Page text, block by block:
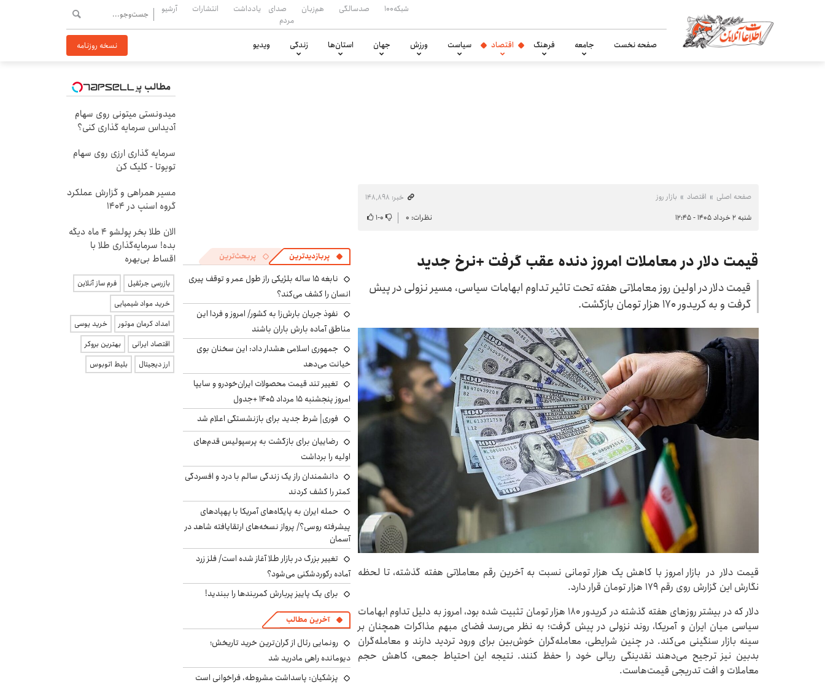
شبکه۱۰۰ صدسالگی هم‌زبان
صدای
مردم
یادداشت انتشارات آرشیو
صفحه نخست جامعه فرهنگ اقتصاد سیاست ورزش جهان استان‌ها زندگی ویدیو نسخه روزنامه
صفحه اصلی اقتصاد بازار روز
خبر: ۱۴۸٬۸۹۸
شنبه ۲ خرداد ۱۴۰۵ - ۱۲:۴۵
نظرات: ۰ ۰-۱
قیمت دلار در معاملات امروز دنده عقب گرفت +نرخ جدید
قیمت دلار در اولین روز معاملاتی هفته تحت تاثیر تداوم ابهامات سیاسی، مسیر نزولی در پیش
گرفت و به کریدور ۱۷۰ هزار تومان بازگشت.
قیمت دلار در بازار امروز با کاهش یک هزار تومانی نسبت به آخرین رقم معاملاتی هفته گذشته، تا لحظه
نگارش این گزارش روی رقم ۱۷۹ هزار تومان قرار دارد.
دلار که در بیشتر روزهای هفته گذشته در کریدور ۱۸۰ هزار تومان تثبیت شده بود، امروز به دلیل تداوم ابهامات
سیاسی میان ایران و آمریکا، روند نزولی در پیش گرفت؛ به نظر می‌رسد فضای مبهم مذاکرات همچنان بر
سینه بازار سنگینی می‌کند. در چنین شرایطی، معامله‌گران خوش‌بین برای ورود تردید دارند و معامله‌گران
بدبین نیز ترجیح می‌دهند نقدینگی ریالی خود را حفظ کنند. نتیجه این احتیاط جمعی، کاهش حجم
معاملات و افت تدریجی قیمت‌هاست.
پربازدیدترین پربحث‌ترین
نابغه ۱۵ ساله بلژیکی راز طول عمر و توقف پیری
انسان را کشف می‌کند؟
نفوذ جریان بارش‌زا به کشور/ امروز و فردا این
مناطق آماده بارش باران باشند
جمهوری اسلامی هشدار داد: این سخنان بوی
خیانت می‌دهد
تغییر تند قیمت محصولات ایران‌خودرو و سایپا
امروز پنجشنبه ۱۵ مرداد ۱۴۰۵ +جدول
فوری| شرط جدید برای بازنشستگی اعلام شد
رضاییان برای بازگشت به پرسپولیس قدم‌های
اولیه را برداشت
دانشمندان راز یک زندگی سالم با درد و افسردگی
کمتر را کشف کردند
حمله ایران به پایگاه‌های آمریکا با پهپادهای
پیشرفته روسی؟/ پرواز نسخه‌های ارتقایافته شاهد در
آسمان
تغییر بزرگ در بازار طلا آغاز شده است/ فلز زرد
آماده رکوردشکنی می‌شود؟
برای یک پاییز پربارش کمربندها را ببندید!
آخرین مطالب
رونمایی رئال از گران‌ترین خرید تاریخش؛
دیومانده راهی مادرید شد
پزشکیان: پاسداشت مشروطه، فراخوانی است
مطالب پیشنهادی
میدونستی میتونی روی سهام
آدیداس سرمایه گذاری کنی؟
سرمایه گذاری ارزی روی سهام
تویوتا - کلیک کن
مسیر همراهی و گزارش عملکرد
گروه اسنپ در ۱۴۰۴
الان طلا بخر پولشو 4 ماه دیگه
بده! سرمایه‌گذاری طلا با
اقساط بی‌بهره
بازرسی جرثقیل
فرم ساز آنلاین
خرید مواد شیمیایی
امداد کرمان موتور
خرید یوسی
اقتصاد ایرانی
بهترین بروکر
ارز دیجیتال
بلیط اتوبوس